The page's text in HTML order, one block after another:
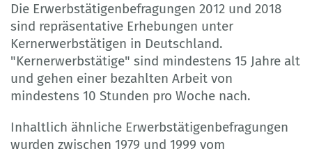
Die Erwerbstätigenbefragungen 2012 und 2018
sind repräsentative Erhebungen unter
Kernerwerbstätigen in Deutschland.
"Kernerwerbstätige" sind mindestens 15 Jahre alt
und gehen einer bezahlten Arbeit von
mindestens 10 Stunden pro Woche nach.
Inhaltlich ähnliche Erwerbstätigenbefragungen
wurden zwischen 1979 und 1999 vom